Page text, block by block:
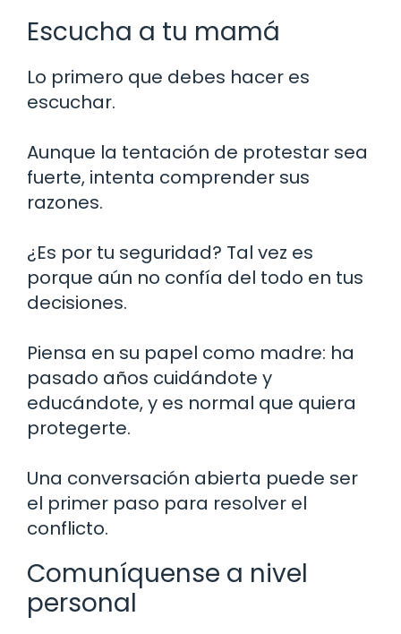
Escucha a tu mamá
Lo primero que debes hacer es
escuchar.
Aunque la tentación de protestar sea
fuerte, intenta comprender sus
razones.
¿Es por tu seguridad? Tal vez es
porque aún no confía del todo en tus
decisiones.
Piensa en su papel como madre: ha
pasado años cuidándote y
educándote, y es normal que quiera
protegerte.
Una conversación abierta puede ser
el primer paso para resolver el
conflicto.
Comuníquense a nivel
personal